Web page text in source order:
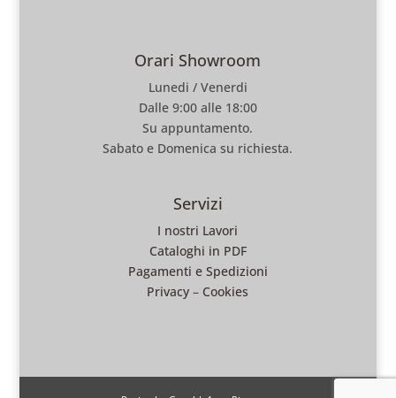
Orari Showroom
Lunedi / Venerdi
Dalle 9:00 alle 18:00
Su appuntamento.
Sabato e Domenica su richiesta.
Servizi
I nostri Lavori
Cataloghi in PDF
Pagamenti e Spedizioni
Privacy – Cookies